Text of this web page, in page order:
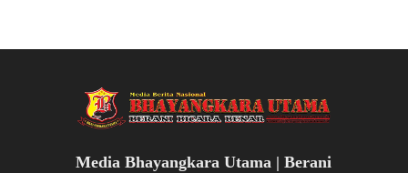
Media Bhayangkara Utama | Berani